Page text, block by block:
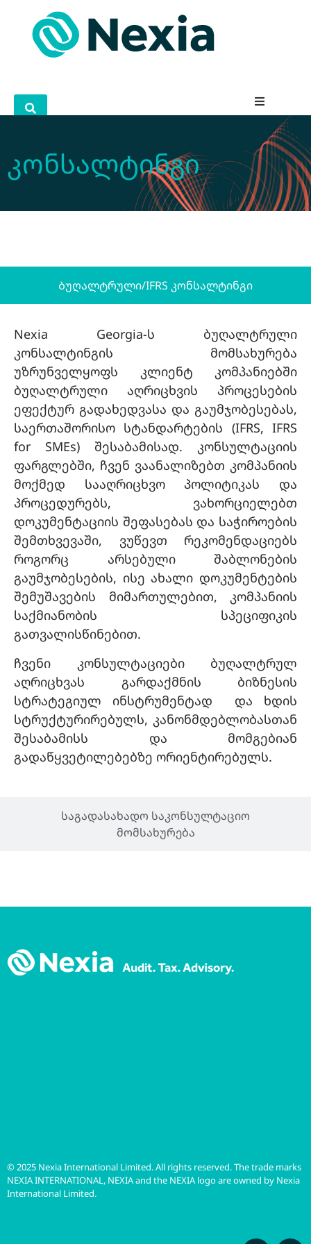
კონსალტინგი
Ბუღალტრული/IFRS კონსალტინგი
საგადასახადო საკონსულტაციო
მომსახურება
Nexia Georgia-ს ბუღალტრული
კონსალტინგის მომსახურება
უზრუნველყოფს კლიენტ კომპანიებში
ბუღალტრული აღრიცხვის პროცესების
ეფექტურ გადახედვასა და გაუმჯობესებას,
საერთაშორისო სტანდარტების (IFRS, IFRS
for SMEs) შესაბამისად. კონსულტაციის
ფარგლებში, ჩვენ ვაანალიზებთ კომპანიის
მოქმედ სააღრიცხვო პოლიტიკას და
პროცედურებს, ვახორციელებთ
დოკუმენტაციის შეფასებას და საჭიროების
შემთხვევაში, ვუწევთ რეკომენდაციებს
როგორც არსებული შაბლონების
გაუმჯობესების, ისე ახალი დოკუმენტების
შემუშავების მიმართულებით, კომპანიის
საქმიანობის სპეციფიკის
გათვალისწინებით.
ჩვენი კონსულტაციები ბუღალტრულ
აღრიცხვას გარდაქმნის ბიზნესის
სტრატეგიულ ინსტრუმენტად და ხდის
სტრუქტურირებულს, კანონმდებლობასთან
შესაბამისს და მომგებიან
გადაწყვეტილებებზე ორიენტირებულს.
© 2025 Nexia International Limited. All rights reserved. The trade marks
NEXIA INTERNATIONAL, NEXIA and the NEXIA logo are owned by Nexia
International Limited.